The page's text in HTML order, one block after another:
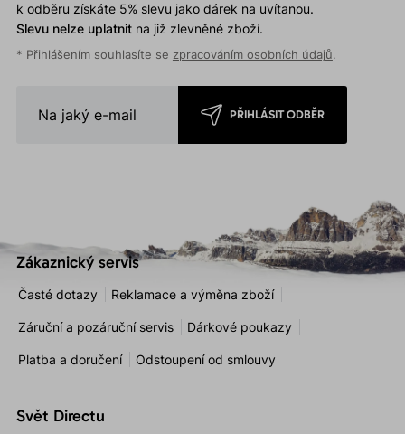
k odběru získáte 5% slevu jako dárek na uvítanou.
Slevu nelze uplatnitna již zlevněné zboží.
* Přihlášením souhlasíte se zpracováním osobních údajů.
PŘIHLÁSIT ODBĚR
Zákaznický servis
Časté dotazy Reklamace a výměna zboží
Záruční a pozáruční servis Dárkové poukazy
Platba a doručení Odstoupení od smlouvy
Svět Directu